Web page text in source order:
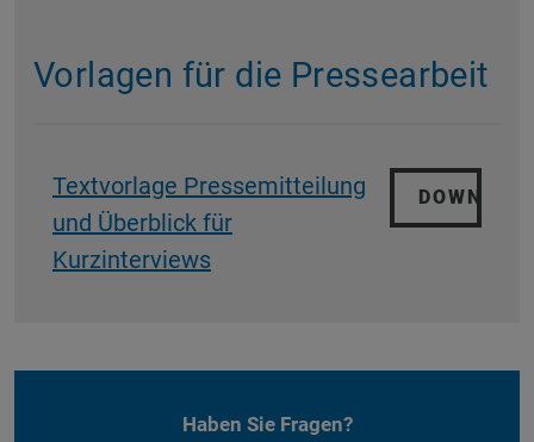
Vorlagen für die Pressearbeit
Textvorlage Pressemitteilung
und Überblick für
Kurzinterviews
Haben Sie Fragen?